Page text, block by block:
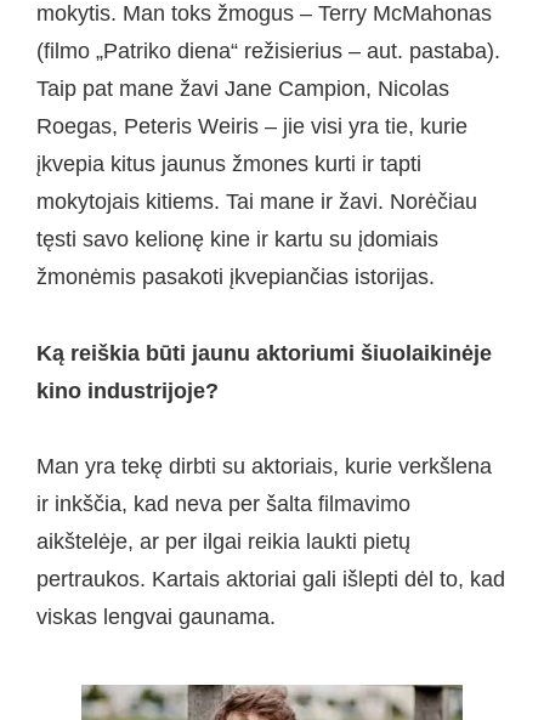
mokytis. Man toks žmogus – Terry McMahonas
(filmo „Patriko diena“ režisierius – aut. pastaba).
Taip pat mane žavi Jane Campion, Nicolas
Roegas, Peteris Weiris – jie visi yra tie, kurie
įkvepia kitus jaunus žmones kurti ir tapti
mokytojais kitiems. Tai mane ir žavi. Norėčiau
tęsti savo kelionę kine ir kartu su įdomiais
žmonėmis pasakoti įkvepiančias istorijas.
Ką reiškia būti jaunu aktoriumi šiuolaikinėje
kino industrijoje?
Man yra tekę dirbti su aktoriais, kurie verkšlena
ir inkščia, kad neva per šalta filmavimo
aikštelėje, ar per ilgai reikia laukti pietų
pertraukos. Kartais aktoriai gali išlepti dėl to, kad
viskas lengvai gaunama.